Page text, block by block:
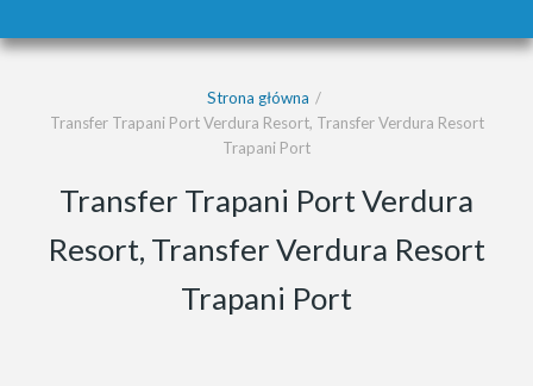
Strona główna
Transfer Trapani Port Verdura Resort, Transfer Verdura Resort
Trapani Port
Transfer Trapani Port Verdura
Resort, Transfer Verdura Resort
Trapani Port